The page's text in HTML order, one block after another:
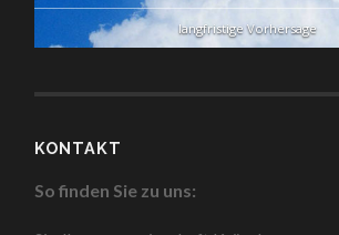
langfristige Vorhersage
KONTAKT
So finden Sie zu uns: